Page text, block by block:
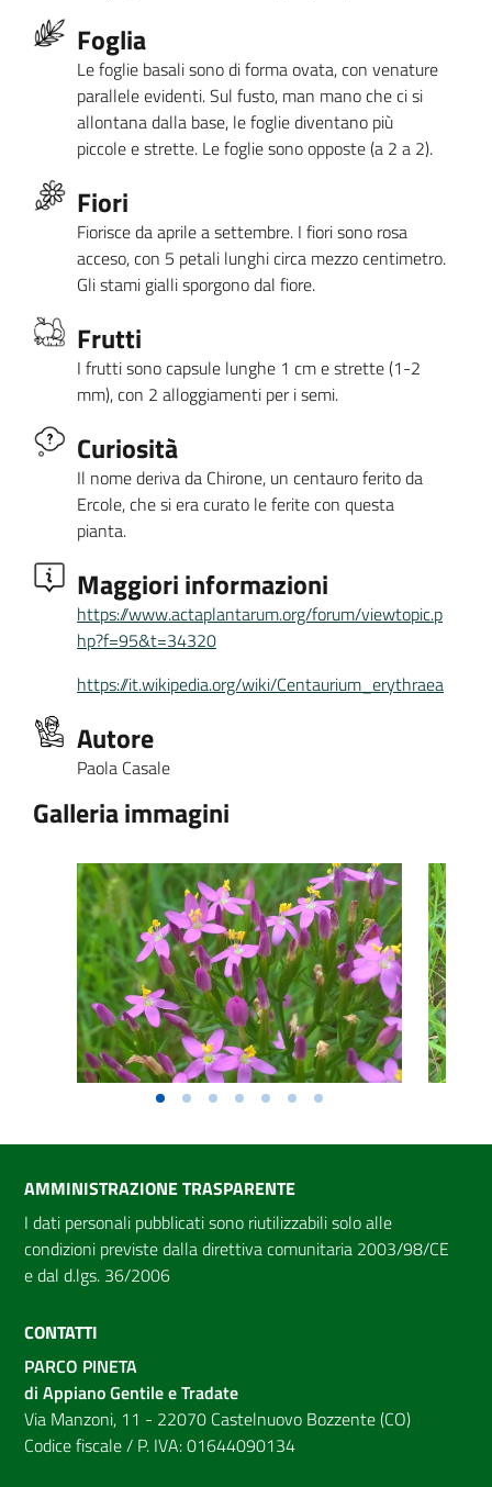
Foglia
Le foglie basali sono di forma ovata, con venature
parallele evidenti. Sul fusto, man mano che ci si
allontana dalla base, le foglie diventano più
piccole e strette. Le foglie sono opposte (a 2 a 2).
Fiori
Fiorisce da aprile a settembre. I fiori sono rosa
acceso, con 5 petali lunghi circa mezzo centimetro.
Gli stami gialli sporgono dal fiore.
Frutti
I frutti sono capsule lunghe 1 cm e strette (1-2
mm), con 2 alloggiamenti per i semi.
Curiosità
Il nome deriva da Chirone, un centauro ferito da
Ercole, che si era curato le ferite con questa
pianta.
Maggiori informazioni
https://www.actaplantarum.org/forum/viewtopic.p
hp?f=95&t=34320
https://it.wikipedia.org/wiki/Centaurium_erythraea
Autore
Paola Casale
Galleria immagini
AMMINISTRAZIONE TRASPARENTE
I dati personali pubblicati sono riutilizzabili solo alle
condizioni previste dalla direttiva comunitaria 2003/98/CE
e dal d.lgs. 36/2006
CONTATTI
PARCO PINETA
di Appiano Gentile e Tradate
Via Manzoni, 11 - 22070 Castelnuovo Bozzente (CO)
Codice fiscale / P. IVA: 01644090134